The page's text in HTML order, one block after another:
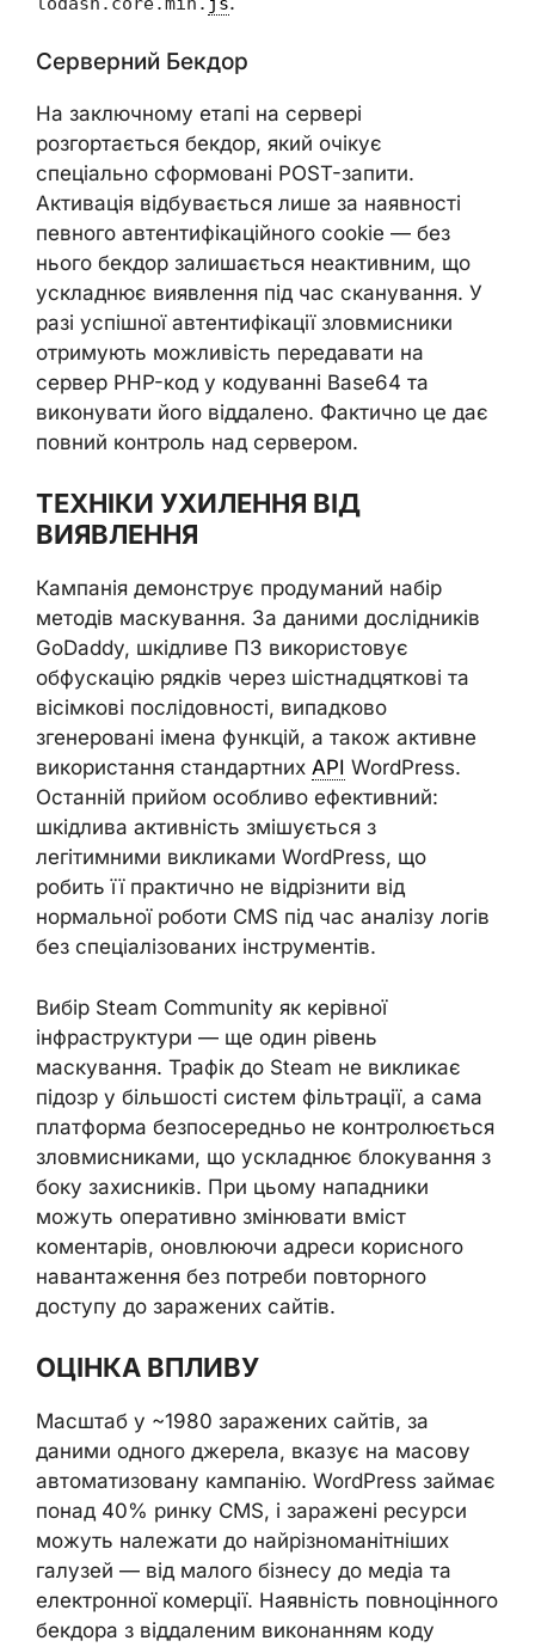
Серверний Бекдор
На заключному етапі на сервері
розгортається бекдор, який очікує
спеціально сформовані POST-запити.
Активація відбувається лише за наявності
певного автентифікаційного cookie — без
нього бекдор залишається неактивним, що
ускладнює виявлення під час сканування. У
разі успішної автентифікації зловмисники
отримують можливість передавати на
сервер PHP-код у кодуванні Base64 та
виконувати його віддалено. Фактично це дає
повний контроль над сервером.
ТЕХНІКИ УХИЛЕННЯ ВІД
ВИЯВЛЕННЯ
Кампанія демонструє продуманий набір
методів маскування. За даними дослідників
GoDaddy, шкідливе ПЗ використовує
обфускацію рядків через шістнадцяткові та
вісімкові послідовності, випадково
згенеровані імена функцій, а також активне
використання стандартних API WordPress.
Останній прийом особливо ефективний:
шкідлива активність змішується з
легітимними викликами WordPress, що
робить її практично не відрізнити від
нормальної роботи CMS під час аналізу логів
без спеціалізованих інструментів.
Вибір Steam Community як керівної
інфраструктури — ще один рівень
маскування. Трафік до Steam не викликає
підозр у більшості систем фільтрації, а сама
платформа безпосередньо не контролюється
зловмисниками, що ускладнює блокування з
боку захисників. При цьому нападники
можуть оперативно змінювати вміст
коментарів, оновлюючи адреси корисного
навантаження без потреби повторного
доступу до заражених сайтів.
ОЦІНКА ВПЛИВУ
Масштаб у ~1980 заражених сайтів, за
даними одного джерела, вказує на масову
автоматизовану кампанію. WordPress займає
понад 40% ринку CMS, і заражені ресурси
можуть належати до найрізноманітніших
галузей — від малого бізнесу до медіа та
електронної комерції. Наявність повноцінного
бекдора з віддаленим виконанням коду